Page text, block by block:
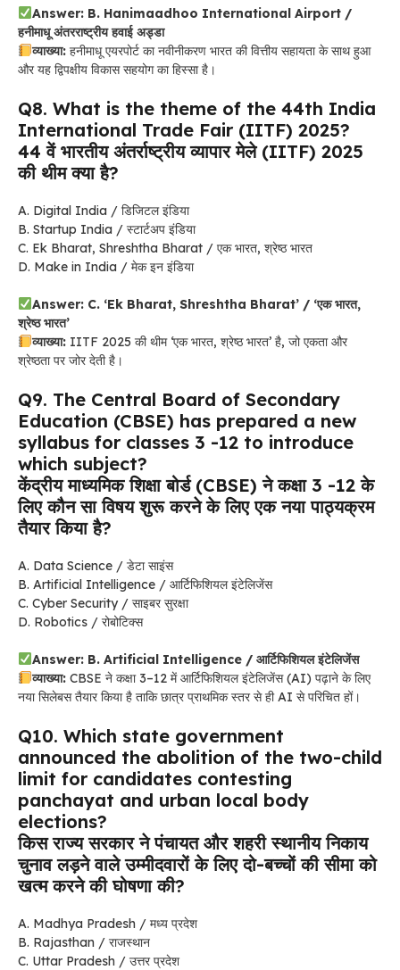
Answer: B. Hanimaadhoo International Airport /
हनीमाधू अंतरराष्ट्रीय हवाई अड्डा
व्याख्या: हनीमाधू एयरपोर्ट का नवीनीकरण भारत की वित्तीय सहायता के साथ हुआ
और यह द्विपक्षीय विकास सहयोग का हिस्सा है।
Q8. What is the theme of the 44th India
International Trade Fair (IITF) 2025?
44 वें भारतीय अंतर्राष्ट्रीय व्यापार मेले (IITF) 2025
की थीम क्या है?
A. Digital India / डिजिटल इंडिया
B. Startup India / स्टार्टअप इंडिया
C. Ek Bharat, Shreshtha Bharat / एक भारत, श्रेष्ठ भारत
D. Make in India / मेक इन इंडिया
Answer: C. ‘Ek Bharat, Shreshtha Bharat’ / ‘एक भारत,
श्रेष्ठ भारत’
व्याख्या: IITF 2025 की थीम ‘एक भारत, श्रेष्ठ भारत’ है, जो एकता और
श्रेष्ठता पर जोर देती है।
Q9. The Central Board of Secondary
Education (CBSE) has prepared a new
syllabus for classes 3 -12 to introduce
which subject?
केंद्रीय माध्यमिक शिक्षा बोर्ड (CBSE) ने कक्षा 3 -12 के
लिए कौन सा विषय शुरू करने के लिए एक नया पाठ्यक्रम
तैयार किया है?
A. Data Science / डेटा साइंस
B. Artificial Intelligence / आर्टिफिशियल इंटेलिजेंस
C. Cyber Security / साइबर सुरक्षा
D. Robotics / रोबोटिक्स
Answer: B. Artificial Intelligence / आर्टिफिशियल इंटेलिजेंस
व्याख्या: CBSE ने कक्षा 3–12 में आर्टिफिशियल इंटेलिजेंस (AI) पढ़ाने के लिए
नया सिलेबस तैयार किया है ताकि छात्र प्राथमिक स्तर से ही AI से परिचित हों।
Q10. Which state government
announced the abolition of the two-child
limit for candidates contesting
panchayat and urban local body
elections?
किस राज्य सरकार ने पंचायत और शहरी स्थानीय निकाय
चुनाव लड़ने वाले उम्मीदवारों के लिए दो-बच्चों की सीमा को
खत्म करने की घोषणा की?
A. Madhya Pradesh / मध्य प्रदेश
B. Rajasthan / राजस्थान
C. Uttar Pradesh / उत्तर प्रदेश